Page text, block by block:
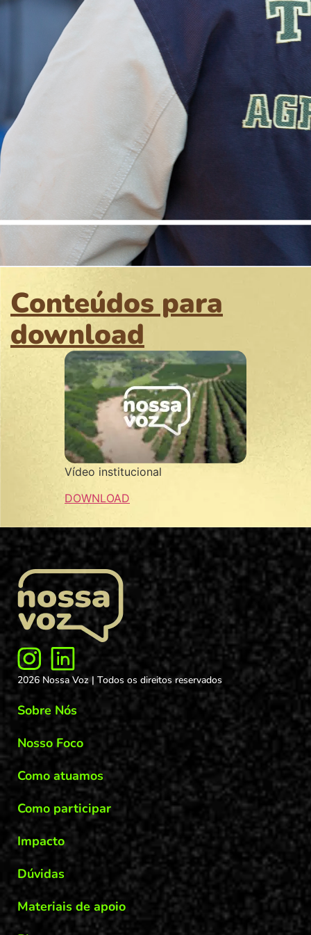
Conteúdos para
download
Vídeo institucional
DOWNLOAD
2026 Nossa Voz | Todos os direitos reservados
Sobre Nós
Nosso Foco
Como atuamos
Como participar
Impacto
Dúvidas
Materiais de apoio